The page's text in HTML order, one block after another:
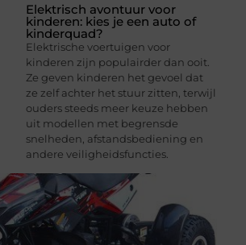
Elektrisch avontuur voor
kinderen: kies je een auto of
kinderquad?
Elektrische voertuigen voor
kinderen zijn populairder dan ooit.
Ze geven kinderen het gevoel dat
ze zelf achter het stuur zitten, terwijl
ouders steeds meer keuze hebben
uit modellen met begrensde
snelheden, afstandsbediening en
andere veiligheidsfuncties.